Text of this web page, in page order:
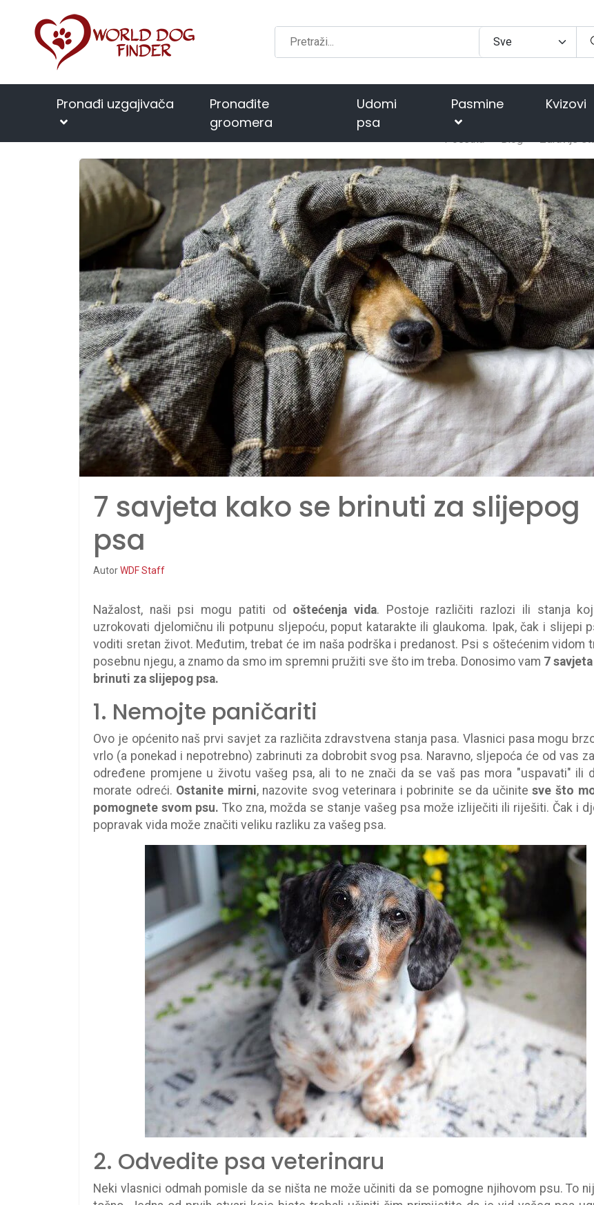
Pronađi uzgajivača
Pronađite
groomera
Udomi
psa
Pasmine Kvizovi
Početna Blog Zdravlje
7 savjeta kako se brinuti za slijepog
psa
AutorWDF Staff
Nažalost, naši psi mogu patiti od oštećenja vida. Postoje različiti razlozi ili stanja
uzrokovati djelomičnu ili potpunu sljepoću, poput katarakte ili glaukoma. Ipak, čak i slijepi
voditi sretan život. Međutim, trebat će im naša podrška i predanost. Psi s oštećenim vidom
posebnu njegu, a znamo da smo im spremni pružiti sve što im treba. Donosimo vam 7
brinuti za slijepog psa.
1. Nemojte paničariti
Ovo je općenito naš prvi savjet za različita zdravstvena stanja pasa. Vlasnici pasa mogu
vrlo (a ponekad i nepotrebno) zabrinuti za dobrobit svog psa. Naravno, sljepoća će od vas
određene promjene u životu vašeg psa, ali to ne znači da se vaš pas mora "uspavati" ili
morate odreći. Ostanite mirni, nazovite svog veterinara i pobrinite se da učinitesve što
pomognete svom psu. Tko zna, možda se stanje vašeg psa može izliječiti ili riješiti. Čak i
popravak vida može značiti veliku razliku za vašeg psa.
2. Odvedite psa veterinaru
Neki vlasnici odmah pomisle da se ništa ne može učiniti da se pomogne njihovom psu. To